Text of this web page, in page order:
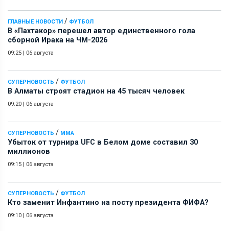
ГЛАВНЫЕ НОВОСТИ / ФУТБОЛ
В «Пахтакор» перешел автор единственного гола
сборной Ирака на ЧМ-2026
09:25 | 06 августа
СУПЕРНОВОСТЬ / ФУТБОЛ
В Алматы строят стадион на 45 тысяч человек
09:20 | 06 августа
СУПЕРНОВОСТЬ / ММА
Убыток от турнира UFC в Белом доме составил 30
миллионов
09:15 | 06 августа
СУПЕРНОВОСТЬ / ФУТБОЛ
Кто заменит Инфантино на посту президента ФИФА?
09:10 | 06 августа